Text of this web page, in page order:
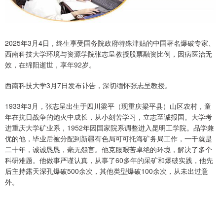
2025年3月4日，终生享受国务院政府特殊津贴的中国著名爆破专家、
西南科技大学环境与资源学院张志呈教授股票融资比例，因病医治无
效，在绵阳逝世，享年92岁。
西南科技大学3月7日发布讣告，深切缅怀张志呈教授。
1933年3月，张志呈出生于四川梁平（现重庆梁平县）山区农村，童
年在抗日战争的炮火中成长，从小刻苦学习，立志至诚报国。大学考
进重庆大学矿业系，1952年因国家院系调整进入昆明工学院。品学兼
优的他，毕业后被分配到新疆有色局可可托海矿务局工作，一干就是
二十年，诚诚恳恳，毫无怨言。他克服艰苦卓绝的环境，解决了多个
科研难题。他做事严谨认真，从事了60多年的采矿和爆破实践，他先
后主持露天深孔爆破500余次，其他类型爆破100余次，从未出过意
外。